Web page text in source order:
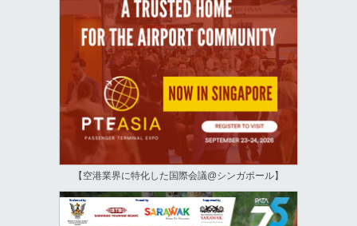
【空港業界に特化した国際会議@シンガポール】